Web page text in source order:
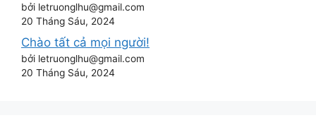
bởi letruonglhu@gmail.com
20 Tháng Sáu, 2024
Chào tất cả mọi người!
bởi letruonglhu@gmail.com
20 Tháng Sáu, 2024